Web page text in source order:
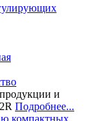
и
Подробнее...